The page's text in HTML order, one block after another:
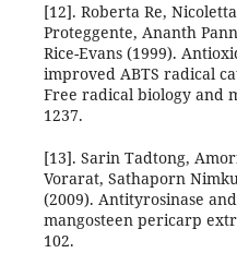
[12]. Roberta Re,
Proteggente, Ananth
Rice-Evans (1999).
improved ABTS radical
Free radical biology and
1237.
[13]. Sarin Tadtong,
Vorarat, Sathaporn
(2009). Antityrosinase
mangosteen pericarp
102.